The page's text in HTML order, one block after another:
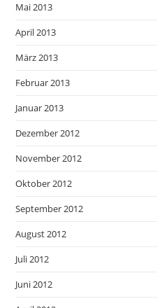
Mai 2013
April 2013
März 2013
Februar 2013
Januar 2013
Dezember 2012
November 2012
Oktober 2012
September 2012
August 2012
Juli 2012
Juni 2012